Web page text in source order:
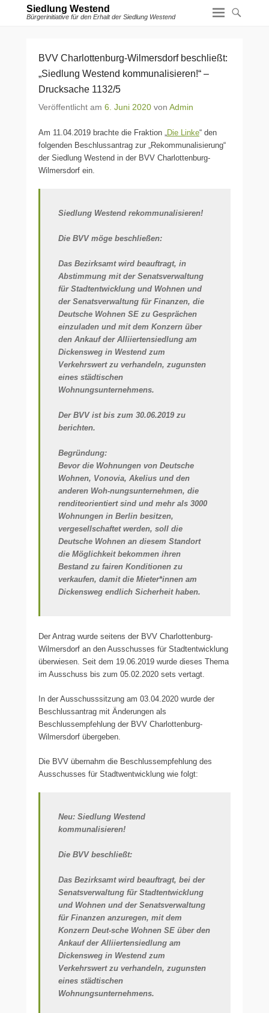
Siedlung Westend
Bürgerinitiative für den Erhalt der Siedlung Westend
BVV Charlottenburg-Wilmersdorf beschließt:
„Siedlung Westend kommunalisieren!“ –
Drucksache 1132/5
Veröffentlicht am 6. Juni 2020 von Admin
Am 11.04.2019 brachte die Fraktion „Die Linke“ den
folgenden Beschlussantrag zur „Rekommunalisierung“
der Siedlung Westend in der BVV Charlottenburg-
Wilmersdorf ein.
Siedlung Westend rekommunalisieren!
Die BVV möge beschließen:
Das Bezirksamt wird beauftragt, in
Abstimmung mit der Senatsverwaltung
für Stadtentwicklung und Wohnen und
der Senatsverwaltung für Finanzen, die
Deutsche Wohnen SE zu Gesprächen
einzuladen und mit dem Konzern über
den Ankauf der Alliiertensiedlung am
Dickensweg in Westend zum
Verkehrswert zu verhandeln, zugunsten
eines städtischen
Wohnungsunternehmens.
Der BVV ist bis zum 30.06.2019 zu
berichten.
Begründung:
Bevor die Wohnungen von Deutsche
Wohnen, Vonovia, Akelius und den
anderen Woh-nungsunternehmen, die
renditeorientiert sind und mehr als 3000
Wohnungen in Berlin besitzen,
vergesellschaftet werden, soll die
Deutsche Wohnen an diesem Standort
die Möglichkeit bekommen ihren
Bestand zu fairen Konditionen zu
verkaufen, damit die Mieter*innen am
Dickensweg endlich Sicherheit haben.
Der Antrag wurde seitens der BVV Charlottenburg-
Wilmersdorf an den Ausschusses für Stadtentwicklung
überwiesen. Seit dem 19.06.2019 wurde dieses Thema
im Ausschuss bis zum 05.02.2020 sets vertagt.
In der Ausschusssitzung am 03.04.2020 wurde der
Beschlussantrag mit Änderungen als
Beschlussempfehlung der BVV Charlottenburg-
Wilmersdorf übergeben.
Die BVV übernahm die Beschlussempfehlung des
Ausschusses für Stadtwentwicklung wie folgt:
Neu: Siedlung Westend
kommunalisieren!
Die BVV beschließt:
Das Bezirksamt wird beauftragt, bei der
Senatsverwaltung für Stadtentwicklung
und Wohnen und der Senatsverwaltung
für Finanzen anzuregen, mit dem
Konzern Deut-sche Wohnen SE über den
Ankauf der Alliiertensiedlung am
Dickensweg in Westend zum
Verkehrswert zu verhandeln, zugunsten
eines städtischen
Wohnungsunternehmens.